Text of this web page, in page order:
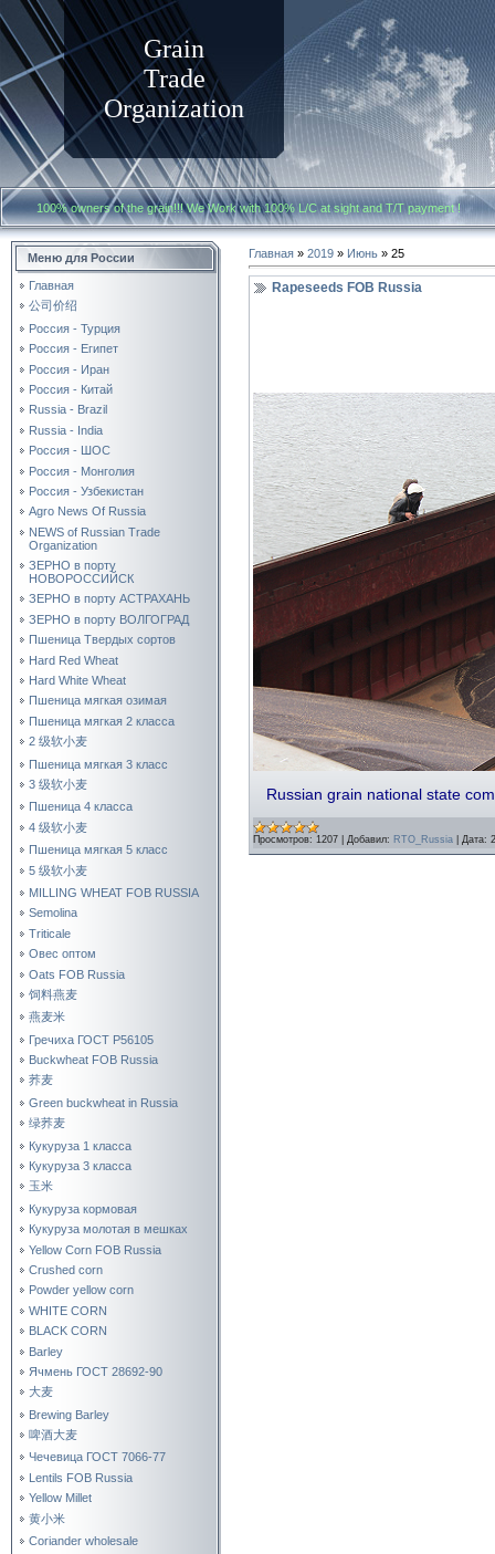
Grain
Trade
Organization
100% owners of the grain!!! We Work with100% L/C at sight and T/T payment
Меню для России
Главная
公司价绍
Россия - Турция
Россия - Египет
Россия - Иран
Россия - Китай
Russia - Brazil
Russia - India
Россия - ШОС
Россия - Монголия
Россия - Узбекистан
Agro News Of Russia
NEWS of Russian Trade
Organization
ЗЕРНО в порту
НОВОРОССИЙСК
ЗЕРНО в порту АСТРАХАНЬ
ЗЕРНО в порту ВОЛГОГРАД
Пшеница Твердых сортов
Hard Red Wheat
Hard White Wheat
Пшеница мягкая озимая
Пшеница мягкая 2 класса
2 级软小麦
Пшеница мягкая 3 класс
3 级软小麦
Пшеница 4 класса
4 级软小麦
Пшеница мягкая 5 класс
5 级软小麦
MILLING WHEAT FOB RUSSIA
Semolina
Triticale
Овес оптом
Oats FOB Russia
饲料燕麦
燕麦米
Гречиха ГОСТ Р56105
Buckwheat FOB Russia
荞麦
Green buckwheat in Russia
绿荞麦
Кукуруза 1 класса
Кукуруза 3 класса
玉米
Кукуруза кормовая
Кукуруза молотая в мешках
Yellow Corn FOB Russia
Crushed corn
Powder yellow corn
WHITE CORN
BLACK CORN
Barley
Ячмень ГОСТ 28692-90
大麦
Brewing Barley
啤酒大麦
Чечевица ГОСТ 7066-77
Lentils FOB Russia
Yellow Millet
黄小米
Coriander wholesale
Главная » 2019 » Июнь » 25
Rapeseeds FOB Russia
Russian grain national state
Просмотров: 1207 Добавил: RTO_Russia Дата: